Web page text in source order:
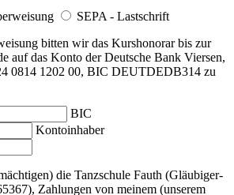
SEPA - Lastschrift
bitten wir das Kurshonorar bis zur
auf das Konto der Deutsche Bank Viersen,
0814 1202 00, BIC DEUTDEDB314 zu
BIC
Kontoinhaber
die Tanzschule Fauth (Gläubiger-
Zahlungen von meinem (unserem